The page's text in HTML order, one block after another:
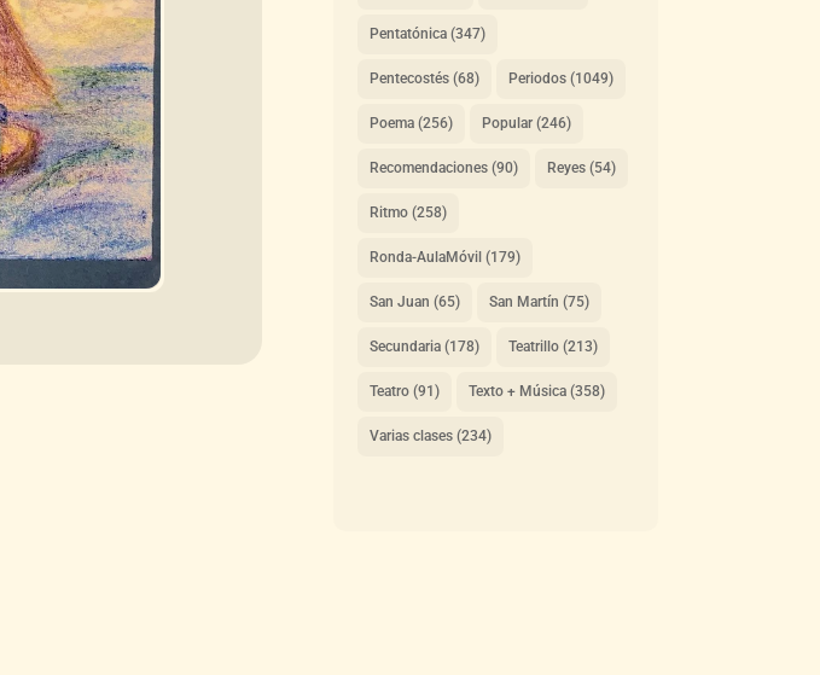
Pentatónica(347)
Pentecostés(68) Periodos(1049)
Poema(256) Popular(246)
Recomendaciones(90) Reyes(54)
Ritmo(258)
Ronda-AulaMóvil (179)
San Juan (65) San Martín (75)
Secundaria(178) Teatrillo(213)
Teatro(91) Texto + Música(358)
Varias clases(234)